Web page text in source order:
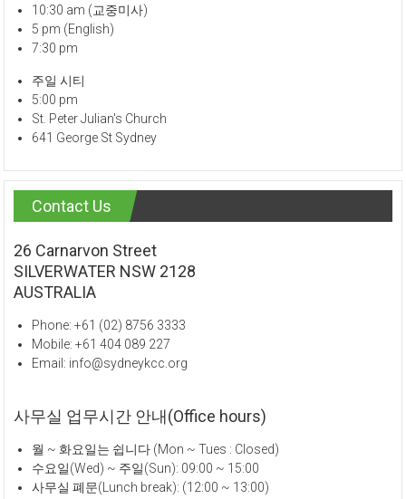
10:30 am (교중미사)
5 pm (English)
7:30 pm
주일 시티
5:00 pm
St. Peter Julian's Church
641 George St Sydney
Contact Us
26 Carnarvon Street
SILVERWATER NSW 2128
AUSTRALIA
Phone: +61 (02) 8756 3333
Mobile: +61 404 089 227
Email: info@sydneykcc.org
사무실 업무시간 안내(Office hours)
월 ~ 화요일는 쉽니다 (Mon ~ Tues : Closed)
수요일(Wed) ~ 주일(Sun): 09:00 ~ 15:00
사무실 폐문(Lunch break): (12:00 ~ 13:00)